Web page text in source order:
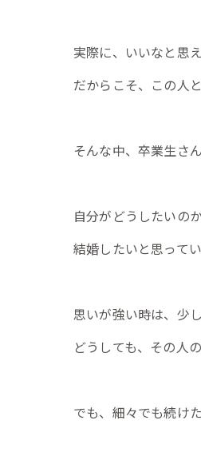
実際に、いいなと思
だからこそ、この人
そんな中、卒業生さ
自分がどうしたいの
結婚したいと思って
思いが強い時は、少
どうしても、その人
でも、細々でも続け